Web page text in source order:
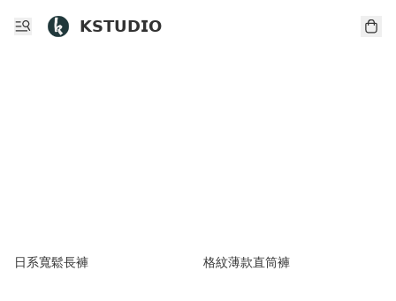
𝗞𝗦𝗧𝗨𝗗𝗜𝗢
日系寬鬆長褲 格紋薄款直筒褲